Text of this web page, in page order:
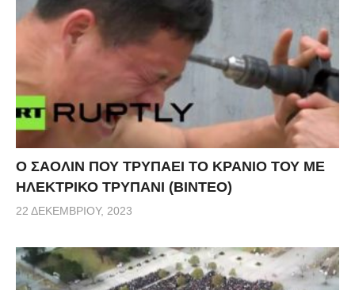
Ο ΣΑΟΛΙΝ ΠΟΥ ΤΡΥΠΑΕΙ ΤΟ ΚΡΑΝΙΟ ΤΟΥ ΜΕ
ΗΛΕΚΤΡΙΚΟ ΤΡΥΠΑΝΙ (ΒΙΝΤΕΟ)
22 ΔΕΚΕΜΒΡΊΟΥ, 2023